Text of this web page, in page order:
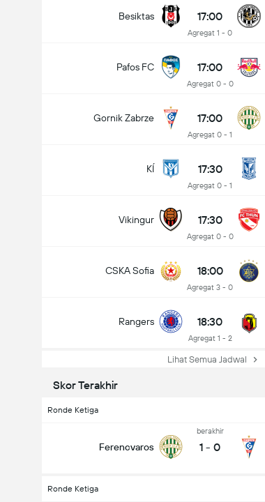
Besiktas 17:00
Agregat 1 - 0
Pafos FC 17:00
Agregat 0 - 0
Gornik Zabrze 17:00
Agregat 0 - 1
KÍ 17:30
Agregat 0 - 1
Vikingur 17:30
Agregat 0 - 0
CSKA Sofia 18:00
Agregat 3 - 0
Rangers 18:30
Agregat 1 - 2
Lihat Semua Jadwal
Skor Terakhir
Ronde Ketiga
Ferencvaros
berakhir
1 - 0
Ronde Ketiga
total gol dalam permainan (2.5)